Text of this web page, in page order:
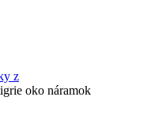
z
oko náramok